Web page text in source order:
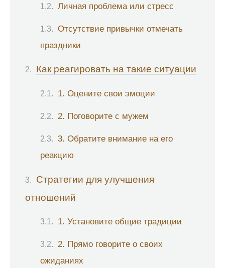
Личная проблема или стресс
Отсутствие привычки отмечать
праздники
Как реагировать на такие ситуации
1. Оцените свои эмоции
2. Поговорите с мужем
3. Обратите внимание на его
реакцию
Стратегии для улучшения
отношений
1. Установите общие традиции
2. Прямо говорите о своих
ожиданиях